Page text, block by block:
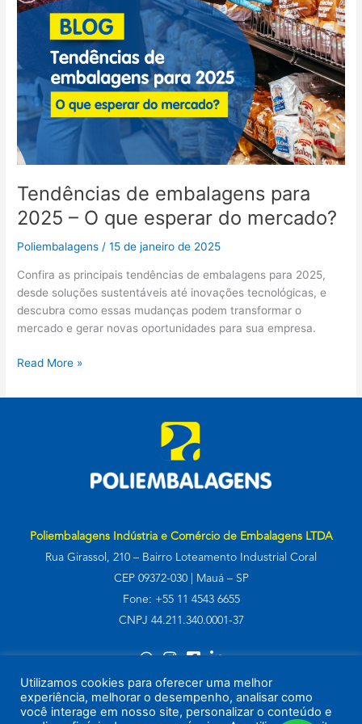
Tendências de embalagens para
2025 – O que esperar do mercado?
Poliembalagens/15 de janeiro de 2025
Confira as principais tendências de embalagens para 2025,
desde soluções sustentáveis até inovações tecnológicas, e
descubra como essas mudanças podem transformar o
mercado e gerar novas oportunidades para sua empresa.
do
mercado?
Read More »
Poliembalagens Indústria e Comércio de Embalagens LTDA
Rua Girassol, 210 – Bairro Loteamento Industrial Coral
CEP 09372-030 | Mauá – SP
Fone: +55 11 4543 6655
CNPJ 44.211.340.0001-37
© 2022 por Criativoria
Utilizamos cookies para oferecer uma melhor
experiência, melhorar o desempenho, analisar como
você interage em nosso site, personalizar o conteúdo e